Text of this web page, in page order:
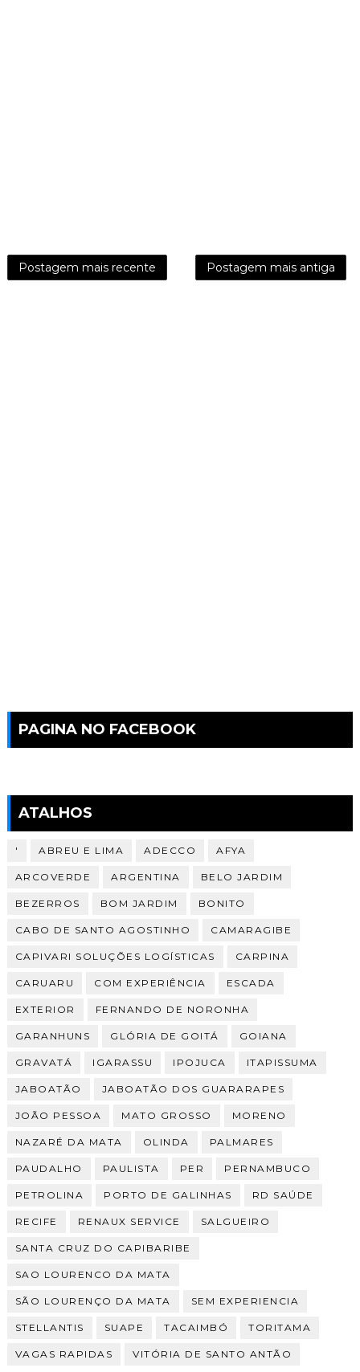
Postagem mais recente Postagem mais antiga
PAGINA NO FACEBOOK
ATALHOS
' ABREU E LIMA ADECCO AFYA
ARCOVERDE ARGENTINA BELO JARDIM
BEZERROS BOM JARDIM BONITO
CABO DE SANTO AGOSTINHO CAMARAGIBE
CAPIVARI SOLUÇÕES LOGÍSTICAS CARPINA
CARUARU COM EXPERIÊNCIA ESCADA
EXTERIOR FERNANDO DE NORONHA
GARANHUNS GLÓRIA DE GOITÁ GOIANA
GRAVATÁ IGARASSU IPOJUCA ITAPISSUMA
JABOATÃO JABOATÃO DOS GUARARAPES
JOÃO PESSOA MATO GROSSO MORENO
NAZARÉ DA MATA OLINDA PALMARES
PAUDALHO PAULISTA PER PERNAMBUCO
PETROLINA PORTO DE GALINHAS RD SAÚDE
RECIFE RENAUX SERVICE SALGUEIRO
SANTA CRUZ DO CAPIBARIBE
SAO LOURENCO DA MATA
SÃO LOURENÇO DA MATA SEM EXPERIENCIA
STELLANTIS SUAPE TACAIMBÓ TORITAMA
VAGAS RAPIDAS VITÓRIA DE SANTO ANTÃO